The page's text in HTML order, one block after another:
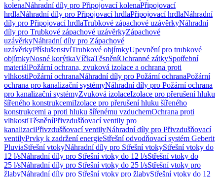
kolenaNáhradní díly pro Připojovací kolenaPřipojovací
hrdlaNáhradní díly pro Připojovací hrdlaPřipojovací hrdlaNáhradní
díly pro Připojovací hrdlaTrubkové zápachové uzávěrkyNáhradní
díly pro Trubkové zápachové uzávěrkyZápachové
uzávěrkyNáhradní díly pro Zápachové
uzávěrkyPříslušenstvíTrubkové objímkyUpevnění pro trubkové
objímkyNosné korýtkaVíčkaTěsněníOchranné zátkySpotřební
materiálPožární ochrana, zvuková izolace a ochrana proti
vlhkostiPožární ochranaNáhradní díly pro Požární ochranaPožární
ochrana pro kanalizační systémyNáhradní díly pro Požární ochrana
pro kanalizační systémyZvuková izolaceIzolace pro přerušení hluku
šířeného konstrukcemiIzolace pro přerušení hluku šířeného
konstrukcemi a proti hluku šířenému vzduchemOchrana proti
vlhkostiTěsněníPřivzdušňovací ventily pro
kanalizaciPřivzdušňovací ventilyNáhradní díly pro Přivzdušňovací
ventilyPrvky k zadržení energieStřešní odvodňovací systém Geberit
PluviaStřešní vtokyNáhradní díly pro Střešní vtokyStřešní vtoky do
12 l/sNáhradní díly pro Střešní vtoky do 12 l/sStřešní vtoky do
25 l/sNáhradní díly pro Střešní vtoky do 25 l/sStřešní vtoky pro
žlabyNáhradní díly pro Střešní vtoky pro žlabyStřešní vtoky do 12